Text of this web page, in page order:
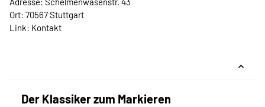
Ort: 70567 Stuttgart
Link: Kontakt
Der Klassiker zum Markieren